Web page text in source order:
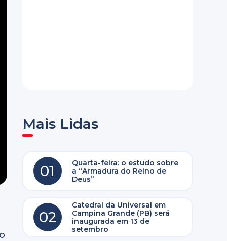
Mais Lidas
01
Quarta-feira: o estudo sobre
a “Armadura do Reino de
Deus”
02
Catedral da Universal em
Campina Grande (PB) será
inaugurada em 13 de
setembro